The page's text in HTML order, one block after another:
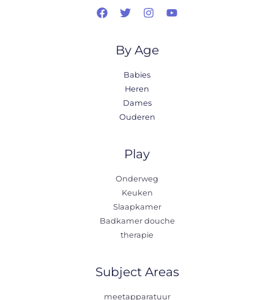
By Age
Babies
Heren
Dames
Ouderen
Play
Onderweg
Keuken
Slaapkamer
Badkamer douche
therapie
Subject Areas
meetapparatuur